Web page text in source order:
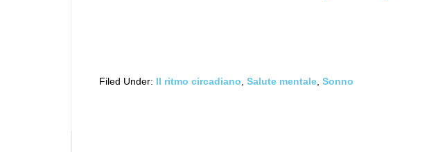
Filed Under: Il ritmo circadiano Salute mentale Sonno